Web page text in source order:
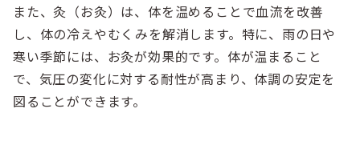
また、灸（お灸）は、体を温めることで血流を改善
し、体の冷えやむくみを解消します。特に、雨の日や
寒い季節には、お灸が効果的です。体が温まること
で、気圧の変化に対する耐性が高まり、体調の安定を
図ることができます。